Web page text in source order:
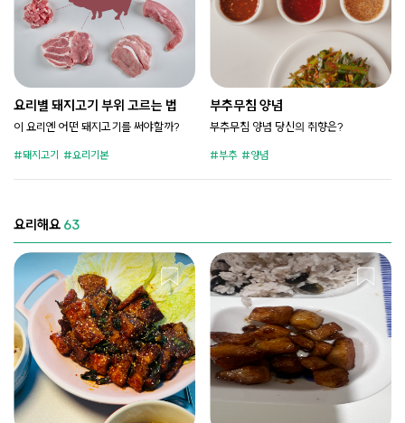
요리별 돼지고기 부위 고르는 법
이 요리엔 어떤 돼지고기를 써야할까?
돼지고기 요리기본
부추무침 양념
부추무침 양념 당신의 취향은?
부추 양념
요리해요 63